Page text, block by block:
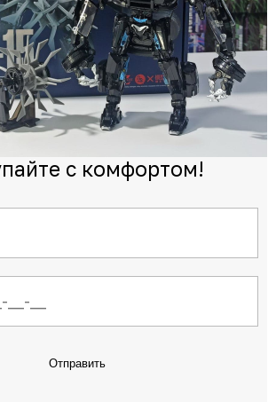
с комфортом!
Отправить